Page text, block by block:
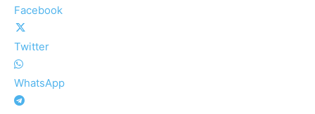
Facebook
Twitter
WhatsApp